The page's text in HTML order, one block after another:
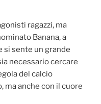
ragazzi, ma
Banana, a
si sente un grande
necessario cercare
del calcio
ma anche con il cuore